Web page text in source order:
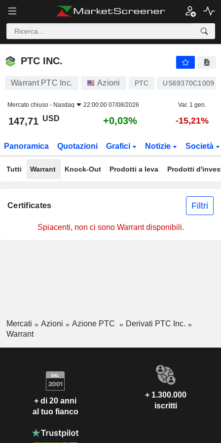
PTC INC.
PTC INC.
Warrant PTC Inc. Azioni PTC US69370C1009
Mercato chiuso - Nasdaq 22:00:00 07/08/2026 Var. 1 gen.
147,71 USD +0,03% -15,21%
Panoramica Quotazioni Grafici Notizie Società
Tutti Warrant Knock-Out Prodotti a leva Prodotti
Certificates Filtri
Spiacenti, non ci sono Warrant disponibili.
Mercati Azioni Azione PTC
Derivati PTC Inc.
Warrant
+ di 20 anni
al tuo fianco
+ 1.300.000
iscritti